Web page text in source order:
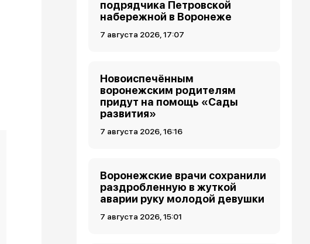
подрядчика Петровской
набережной в Воронеже
7 августа 2026, 17:07
Новоиспечённым
воронежским родителям
придут на помощь «Сады
развития»
7 августа 2026, 16:16
Воронежские врачи сохранили
раздробленную в жуткой
аварии руку молодой девушки
7 августа 2026, 15:01